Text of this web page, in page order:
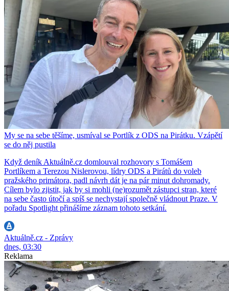
My se na sebe těšíme, usmíval se Portlík z ODS na Pirátku. Vzápětí
se do něj pustila
Když deník Aktuálně.cz domlouval rozhovory s Tomášem
Portlíkem a Terezou Nislerovou, lídry ODS a Pirátů do voleb
pražského primátora, padl návrh dát je na pár minut dohromady.
Cílem bylo zjistit, jak by si mohli (ne)rozumět zástupci stran, které
na sebe často útočí a spíš se nechystají společně vládnout Praze. V
pořadu Spotlight přinášíme záznam tohoto setkání.
Aktuálně.cz - Zprávy
dnes, 03:30
Reklama